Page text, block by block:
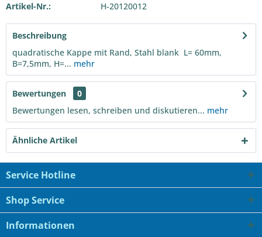
Artikel-Nr.: H-20120012
Beschreibung
quadratische Kappe mit Rand, Stahl blank L= 60mm,
B=7,5mm, H=... mehr
Bewertungen
0
Bewertungen lesen, schreiben und diskutieren... mehr
Ähnliche Artikel
Service Hotline
Shop Service
Informationen